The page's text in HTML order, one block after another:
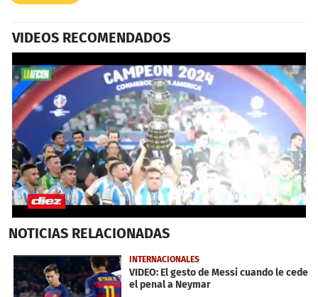
VIDEOS RECOMENDADOS
seconds
1
minute,
30
seconds
NOTICIAS RELACIONADAS
INTERNACIONALES
VIDEO: El gesto de Messi cuando le cede
el penal a Neymar